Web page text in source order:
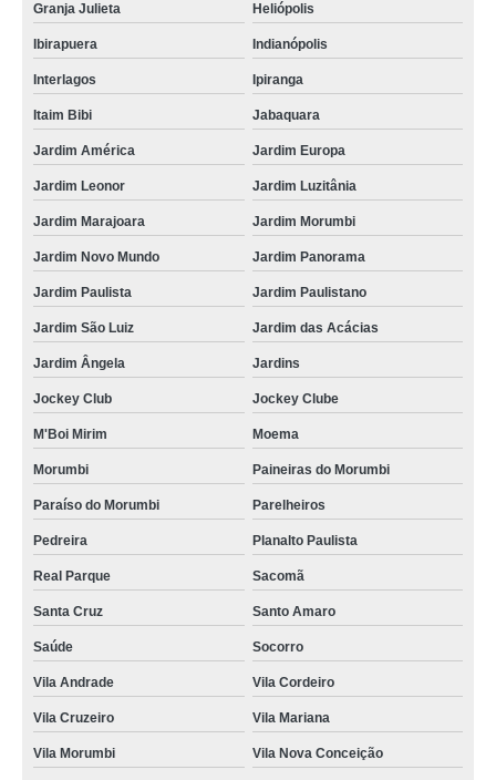
Granja Julieta Heliópolis
Ibirapuera Indianópolis
Interlagos Ipiranga
Itaim Bibi Jabaquara
Jardim América Jardim Europa
Jardim Leonor Jardim Luzitânia
Jardim Marajoara Jardim Morumbi
Jardim Novo Mundo Jardim Panorama
Jardim Paulista Jardim Paulistano
Jardim São Luiz Jardim das Acácias
Jardim Ângela Jardins
Jockey Club Jockey Clube
M'Boi Mirim Moema
Morumbi Paineiras do Morumbi
Paraíso do Morumbi Parelheiros
Pedreira Planalto Paulista
Real Parque Sacomã
Santa Cruz Santo Amaro
Saúde Socorro
Vila Andrade Vila Cordeiro
Vila Cruzeiro Vila Mariana
Vila Morumbi Vila Nova Conceição